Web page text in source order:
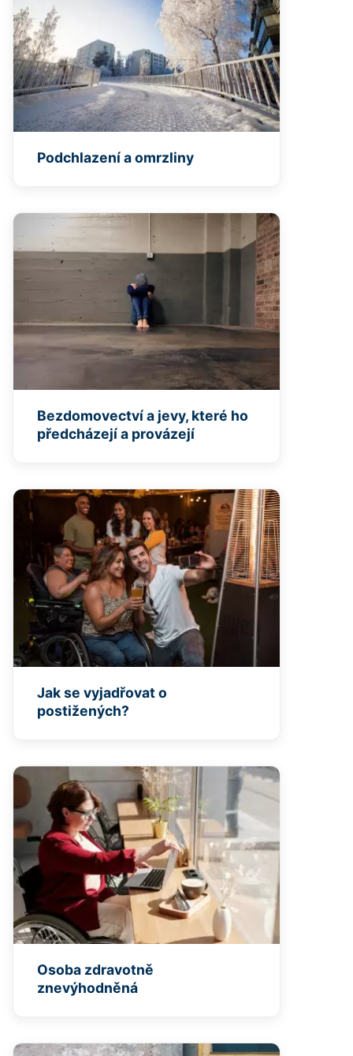
Podchlazení a omrzliny
Bezdomovectví a jevy, které ho
předcházejí a provázejí
Jak se vyjadřovat o
postižených?
Osoba zdravotně
znevýhodněná